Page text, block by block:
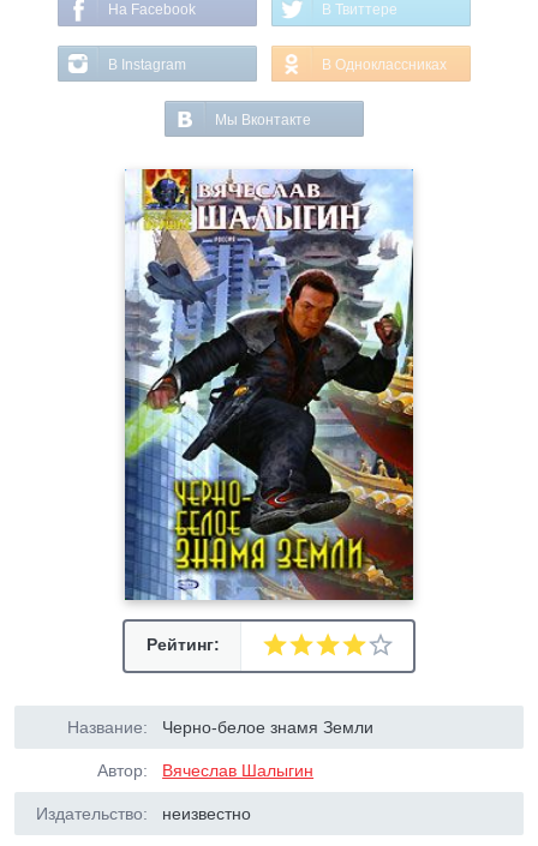
На Facebook В Твиттере
В Instagram В Одноклассниках
Мы Вконтакте
Рейтинг:
Название: Черно-белое знамя Земли
Автор: Вячеслав Шалыгин
Издательство: неизвестно